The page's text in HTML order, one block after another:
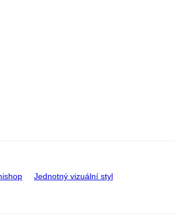
Jednotný vizuální styl